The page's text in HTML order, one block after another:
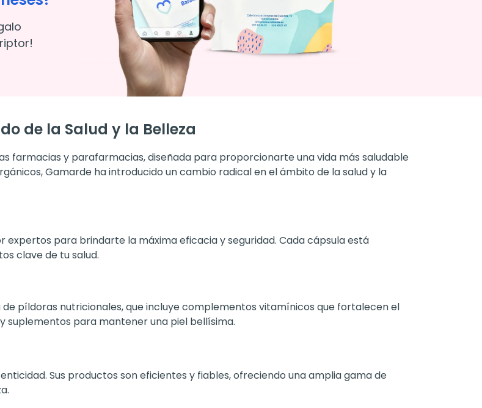
de la Salud y la Belleza
farmacias y parafarmacias, diseñada para proporcionarte una vida más saludable
Gamarde ha introducido un cambio radical en el ámbito de la salud y la
expertos para brindarte la máxima eficacia y seguridad. Cada cápsula está
clave de tu salud.
píldoras nutricionales, que incluye complementos vitamínicos que fortalecen el
suplementos para mantener una piel bellísima.
Sus productos son eficientes y fiables, ofreciendo una amplia gama de